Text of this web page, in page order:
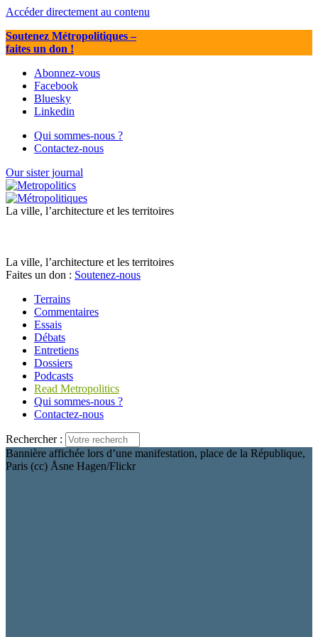
Accéder directement au contenu
Soutenez Métropolitiques–
faites un don !
Abonnez-vous
Facebook
Bluesky
Linkedin
Qui sommes-nous ?
Contactez-nous
Our sister journal
La ville, l’architecture et les territoires
La ville, l’architecture et les territoires
Faites un don : Soutenez-nous
Terrains
Commentaires
Essais
Débats
Entretiens
Dossiers
Podcasts
Read Metropolitics
Qui sommes-nous ?
Contactez-nous
Rechercher :
Bannière affichée lors d’une manifestation, place de la République,
Paris (cc) Åsne Hagen/Flickr